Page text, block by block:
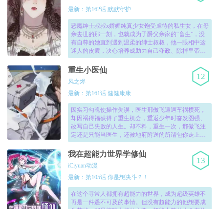
免费阅！
最新：第162话 默默守护
恶魔绅士叔叔x娇媚纯真少女饱受虐待的私生女，在母
亲去世的那一刻，也就成为子爵父亲家的“畜生”，没
有自尊的她直到遇到温柔的绅士叔叔，他一眼相中这
迷人的皮囊，决心培养成助力自己夺政、除掉皇帝的
诱饵……！
重生小医仙
风之烬
最新：第161话 健健康康
12
因实习勾魂使操作失误，医生邢傲飞遭遇车祸横死，
却因祸得福获得了重生机会，重返少年时奋发图强、
改写自己失败的人生。却不料，重生一次，邢傲飞注
定还是只能当医生，还被地府附送的所谓包你走上人
生巅峰系统各种坑？邢傲飞的重生之路，注定还是悲
催的路……！
我在超能力世界学修仙
iCiyuan动漫
最新：第105话 你是想决斗？！
13
在这个寻常人都拥有超能力的世界，成为超级英雄不
再是一件遥不可及的事情。但没有超能力的他想要成